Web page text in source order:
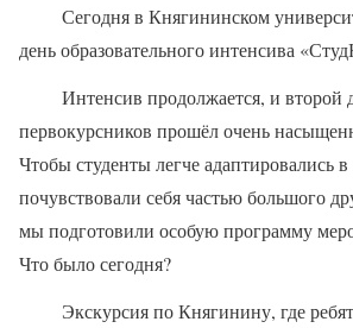
Сегодня в Княгининском
день образовательного интенсива
Интенсив продолжается, и второй
первокурсников прошёл очень
Чтобы студенты легче адаптировались в
почувствовали себя частью большого
мы подготовили особую программу
Что было сегодня?
Экскурсия по Княгинину, где